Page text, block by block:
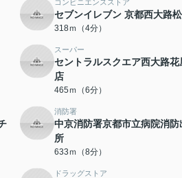
コンビニエンスストア
セブンイレブン 京都西大路
318ｍ（4分）
スーパー
セントラルスクエア西大路花
店
465ｍ（6分）
消防署
中京消防署京都市立病院消防
所
633ｍ（8分）
ドラッグストア